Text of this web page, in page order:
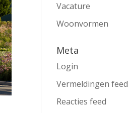
Vacature
Woonvormen
Meta
Login
Vermeldingen feed
Reacties feed